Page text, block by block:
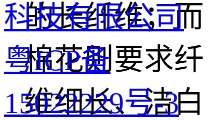
的长纤维；而
棉花则要求纤
维细长、洁白
科技有限公司
粤ICP备
15022229号-3